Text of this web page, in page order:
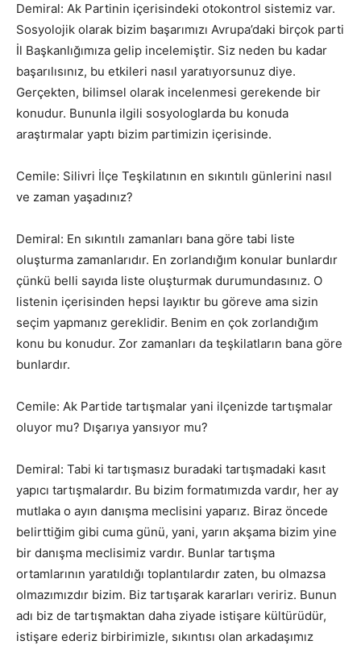
Demiral: Ak Partinin içerisindeki otokontrol sistemiz var.
Sosyolojik olarak bizim başarımızı Avrupa’daki birçok parti
İl Başkanlığımıza gelip incelemiştir. Siz neden bu kadar
başarılısınız, bu etkileri nasıl yaratıyorsunuz diye.
Gerçekten, bilimsel olarak incelenmesi gerekende bir
konudur. Bununla ilgili sosyologlarda bu konuda
araştırmalar yaptı bizim partimizin içerisinde.
Cemile: Silivri İlçe Teşkilatının en sıkıntılı günlerini nasıl
ve zaman yaşadınız?
Demiral: En sıkıntılı zamanları bana göre tabi liste
oluşturma zamanlarıdır. En zorlandığım konular bunlardır
çünkü belli sayıda liste oluşturmak durumundasınız. O
listenin içerisinden hepsi layıktır bu göreve ama sizin
seçim yapmanız gereklidir. Benim en çok zorlandığım
konu bu konudur. Zor zamanları da teşkilatların bana göre
bunlardır.
Cemile: Ak Partide tartışmalar yani ilçenizde tartışmalar
oluyor mu? Dışarıya yansıyor mu?
Demiral: Tabi ki tartışmasız buradaki tartışmadaki kasıt
yapıcı tartışmalardır. Bu bizim formatımızda vardır, her ay
mutlaka o ayın danışma meclisini yaparız. Biraz öncede
belirttiğim gibi cuma günü, yani, yarın akşama bizim yine
bir danışma meclisimiz vardır. Bunlar tartışma
ortamlarının yaratıldığı toplantılardır zaten, bu olmazsa
olmazımızdır bizim. Biz tartışarak kararları veririz. Bunun
adı biz de tartışmaktan daha ziyade istişare kültürüdür,
istişare ederiz birbirimizle, sıkıntısı olan arkadaşımız